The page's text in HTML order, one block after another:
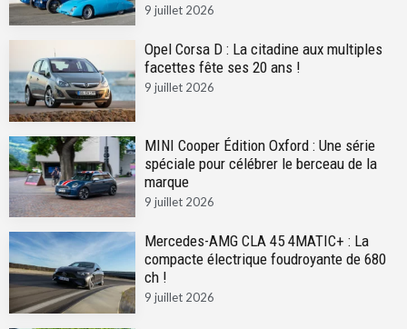
9 juillet 2026
Opel Corsa D : La citadine aux multiples
facettes fête ses 20 ans !
9 juillet 2026
MINI Cooper Édition Oxford : Une série
spéciale pour célébrer le berceau de la
marque
9 juillet 2026
Mercedes-AMG CLA 45 4MATIC+ : La
compacte électrique foudroyante de 680
ch !
9 juillet 2026